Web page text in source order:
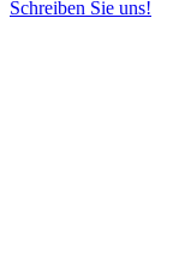
Schreiben Sie uns!